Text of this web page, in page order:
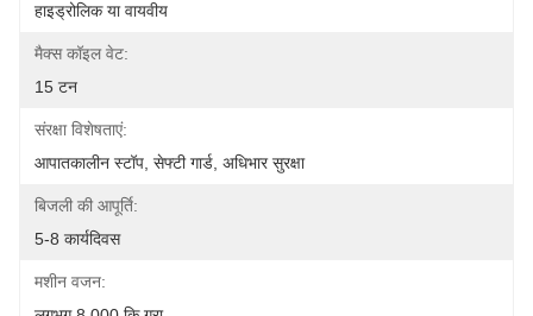
हाइड्रोलिक या वायवीय
मैक्स कॉइल वेट:
15 टन
संरक्षा विशेषताएं:
आपातकालीन स्टॉप, सेफ्टी गार्ड, अधिभार सुरक्षा
बिजली की आपूर्ति:
5-8 कार्यदिवस
मशीन वजन: